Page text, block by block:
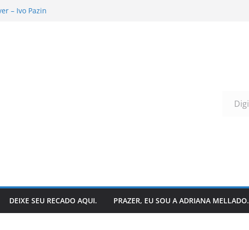
– Ivo Pazin
DEIXE SEU RECADO AQUI. PRAZER, EU SOU A ADRIANA MELLADO.